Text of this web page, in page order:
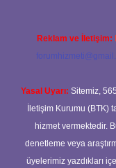
Reklam ve İletişim:
Yasal Uyarı: Sitemiz,
İletişim Kurumu (BTK)
hizmet vermektedir.
denetleme veya
üyelerimiz yazdıkları